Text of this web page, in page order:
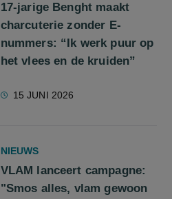
17-jarige Benght maakt
charcuterie zonder E-
nummers: “Ik werk puur op
het vlees en de kruiden”
15 JUNI 2026
NIEUWS
VLAM lanceert campagne:
"Smos alles, vlam gewoon